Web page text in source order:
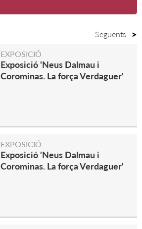
Següents
EXPOSICIÓ
Exposició 'Neus Dalmau i
Corominas. La força Verdaguer'
EXPOSICIÓ
Exposició 'Neus Dalmau i
Corominas. La força Verdaguer'